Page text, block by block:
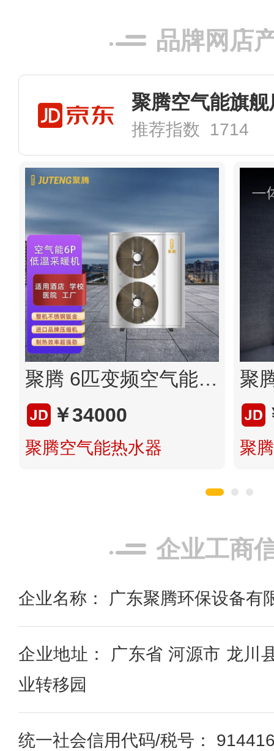
品牌网店
聚腾空气能旗舰
推荐指数 1714
聚腾 6匹变频空气能采暖机 侧出风取暖机 酒店宾馆家庭采暖 空气源热泵 不锈钢
￥34000
聚腾空气能热水器 聚
企业工商
企业名称： 广东聚腾环保设备有
企业地址： 广东省 河源市 龙川
业转移园
统一社会信用代码/税号：